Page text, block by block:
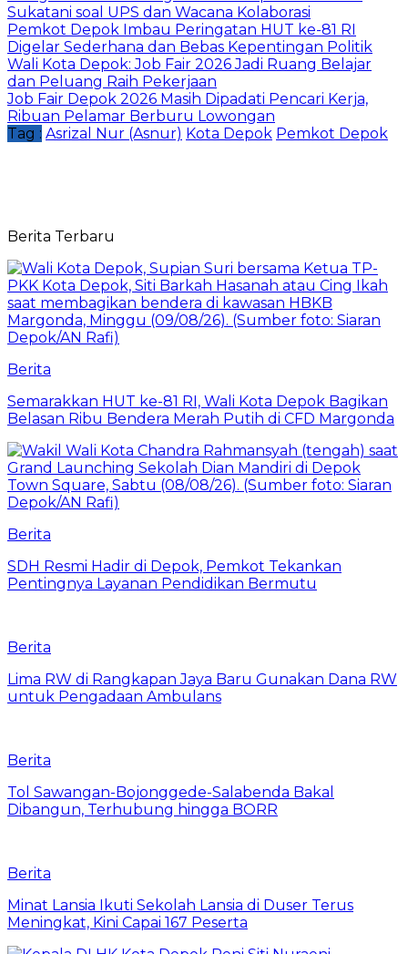
Sukatani soal UPS dan Wacana Kolaborasi
Pemkot Depok Imbau Peringatan HUT ke-81 RI
Digelar Sederhana dan Bebas Kepentingan Politik
Wali Kota Depok: Job Fair 2026 Jadi Ruang Belajar
dan Peluang Raih Pekerjaan
Job Fair Depok 2026 Masih Dipadati Pencari Kerja,
Ribuan Pelamar Berburu Lowongan
Tag : Asrizal Nur (Asnur) Kota Depok Pemkot Depok
Berita Terbaru
Berita
Semarakkan HUT ke-81 RI, Wali Kota Depok Bagikan
Belasan Ribu Bendera Merah Putih di CFD Margonda
Berita
SDH Resmi Hadir di Depok, Pemkot Tekankan
Pentingnya Layanan Pendidikan Bermutu
Berita
Lima RW di Rangkapan Jaya Baru Gunakan Dana RW
untuk Pengadaan Ambulans
Berita
Tol Sawangan-Bojonggede-Salabenda Bakal
Dibangun, Terhubung hingga BORR
Berita
Minat Lansia Ikuti Sekolah Lansia di Duser Terus
Meningkat, Kini Capai 167 Peserta